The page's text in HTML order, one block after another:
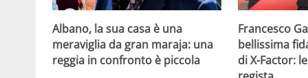
Albano, la sua casa è una
meraviglia da gran maraja: una
reggia in confronto è piccola
Francesco
bellissima
di X-Factor: